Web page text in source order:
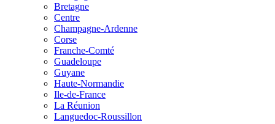
Bretagne
Centre
Champagne-Ardenne
Corse
Franche-Comté
Guadeloupe
Guyane
Haute-Normandie
Ile-de-France
La Réunion
Languedoc-Roussillon